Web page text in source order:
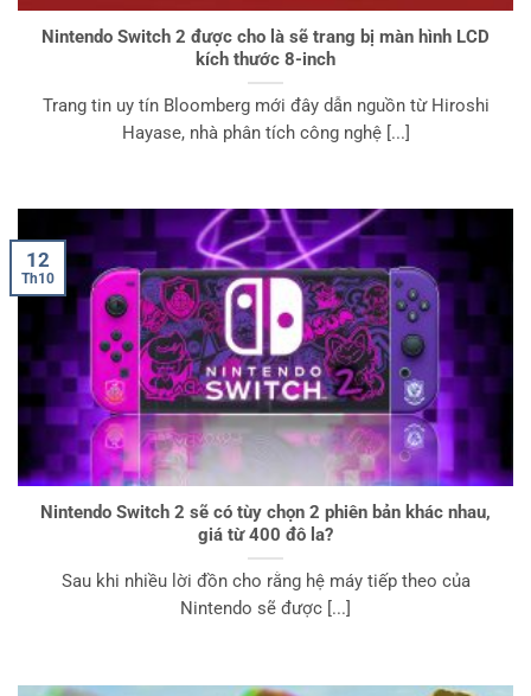
Nintendo Switch 2 được cho là sẽ trang bị màn hình LCD
kích thước 8-inch
Trang tin uy tín Bloomberg mới đây dẫn nguồn từ Hiroshi
Hayase, nhà phân tích công nghệ [...]
Nintendo Switch 2 sẽ có tùy chọn 2 phiên bản khác nhau,
giá từ 400 đô la?
Sau khi nhiều lời đồn cho rằng hệ máy tiếp theo của
Nintendo sẽ được [...]
12
Th10